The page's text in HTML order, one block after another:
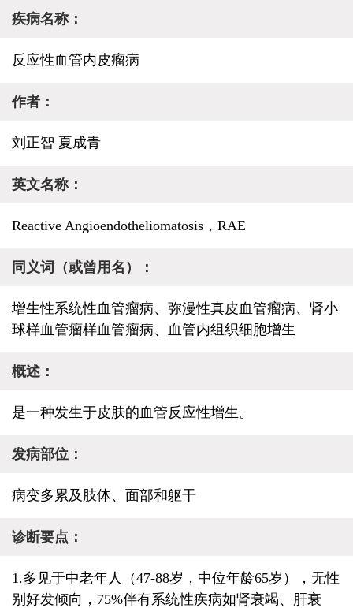
疾病名称：
反应性血管内皮瘤病
作者：
刘正智 夏成青
英文名称：
Reactive Angioendotheliomatosis，RAE
同义词（或曾用名）：
增生性系统性血管瘤病、弥漫性真皮血管瘤病、肾小
球样血管瘤样血管瘤病、血管内组织细胞增生
概述：
是一种发生于皮肤的血管反应性增生。
发病部位：
病变多累及肢体、面部和躯干
诊断要点：
1.多见于中老年人（47-88岁，中位年龄65岁），无性
别好发倾向，75%伴有系统性疾病如肾衰竭、肝衰